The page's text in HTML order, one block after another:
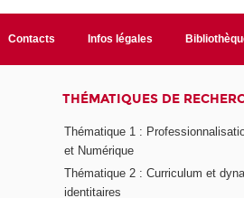
Contacts Infos légales
THÉMATIQUES DE
Thématique 1 :
et Numérique
Thématique 2 : Curriculum et
identitaires